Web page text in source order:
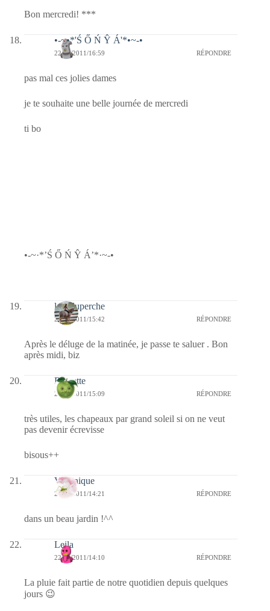
Bon mercredi! ***
•-~•*'Ś Ő Ń Ŷ Á'*•~-•
22/06/2011/16:59 RÉPONDRE
pas mal ces jolies dames
je te souhaite une belle journée de mercredi
ti bo
•-~·*’Ś Ő Ń Ŷ Á’*·~-•
laetiduperche
22/06/2011/15:42 RÉPONDRE
Après le déluge de la matinée, je passe te saluer . Bon
après midi, biz
Reinette
22/06/2011/15:09 RÉPONDRE
très utiles, les chapeaux par grand soleil si on ne veut
pas devenir écrevisse
bisous++
Véronique
22/06/2011/14:21 RÉPONDRE
dans un beau jardin !^^
Leila
22/06/2011/14:10 RÉPONDRE
La pluie fait partie de notre quotidien depuis quelques
jours 😉